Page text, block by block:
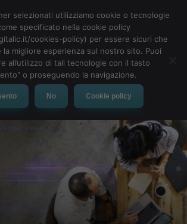
MENU
selezionati utilizziamo cookie o tecnologie
specificato nella cookie policy
cookies-policy) per essere sicuri che
la migliore esperienza sul nostro sito. Puoi
all’utilizzo di tali tecnologie con il tasto
o proseguendo la navigazione.
No Cookie policy